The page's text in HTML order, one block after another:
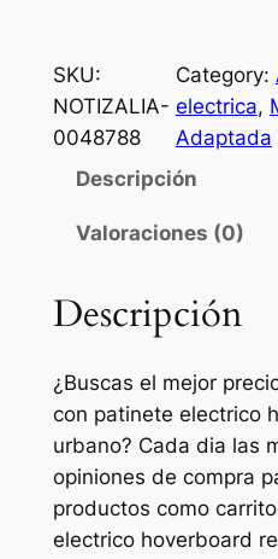
SKU:
NOTIZALIA-
0048788
Category:
electrica,
Adaptada
Descripción
Valoraciones (0)
Descripción
¿Buscas el mejor
con patinete electrico
urbano? Cada dia las
opiniones de compra
productos como
electrico hoverboard